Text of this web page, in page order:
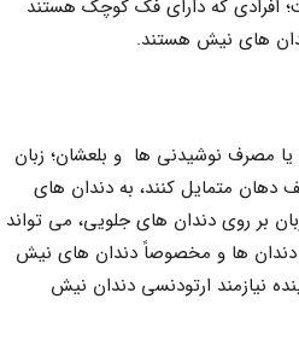
افرادی که دارای فک کوچک هستند
های نیش هستند.
مصرف نوشیدنی ها و بلعشان؛ زبان
متمایل کنند، به دندان های
بر روی دندان های جلویی، می تواند
دندان ها و مخصوصاً دندان های نیش
نیازمند ارتودنسی دندان نیش